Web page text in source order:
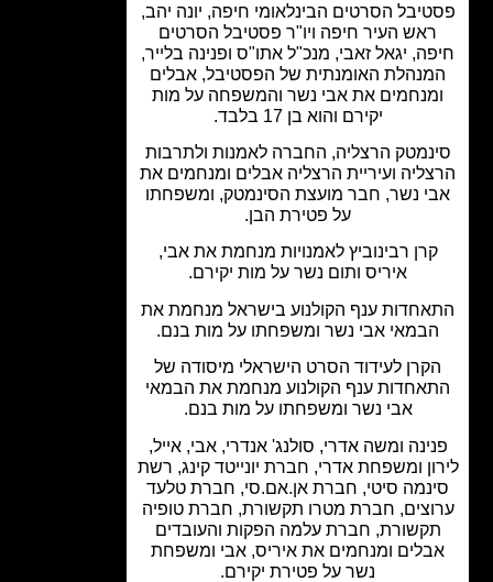
הסרטים הבינלאומי חיפה, יונה יהב,
העיר חיפה ויו"ר פסטיבל הסרטים
יגאל זאבי, מנכ"ל אתו"ס ופנינה בלייר,
האומנתית של הפסטיבל, אבלים
את אבי נשר והמשפחה על מות
יקירם והוא בן 17 בלבד.
הרצליה, החברה לאמנות ולתרבות
ועיריית הרצליה אבלים ומנחמים את
נשר, חבר מועצת הסינמטק, ומשפחתו
על פטירת הבן.
רבינוביץ לאמנויות מנחמת את אבי,
איריס ותום נשר על מות יקירם.
ענף הקולנוע בישראל מנחמת את
אבי נשר ומשפחתו על מות בנם.
לעידוד הסרט הישראלי מיסודה של
ענף הקולנוע מנחמת את הבמאי
אבי נשר ומשפחתו על מות בנם.
ומשה אדרי, סולנג' אנדרי, אבי, אייל,
ומשפחת אדרי, חברת יונייטד קינג, רשת
סיטי, חברת אן.אם.סי, חברת טלעד
חברת מטרו תקשורת, חברת טופיה
חברת עלמה הפקות והעובדים
ומנחמים את איריס, אבי ומשפחת
נשר על פטירת יקירם.